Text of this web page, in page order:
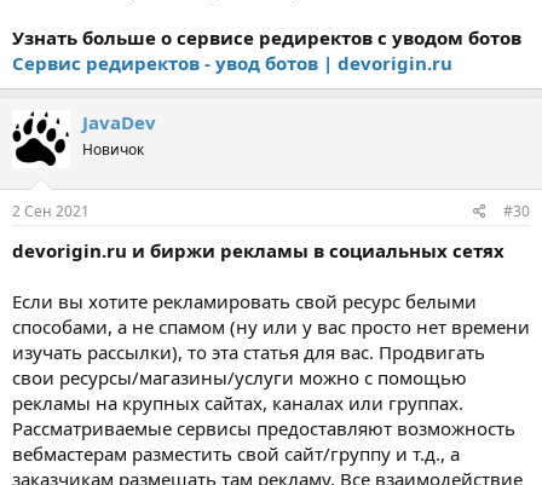
Узнать больше о сервисе редиректов с уводом ботов
Сервис редиректов - увод ботов | devorigin.ru
JavaDev
Новичок
2 Сен 2021 #30
devorigin.ru и биржи рекламы в социальных сетях
Если вы хотите рекламировать свой ресурс белыми
способами, а не спамом (ну или у вас просто нет времени
изучать рассылки), то эта статья для вас. Продвигать
свои ресурсы/магазины/услуги можно с помощью
рекламы на крупных сайтах, каналах или группах.
Рассматриваемые сервисы предоставляют возможность
вебмастерам разместить свой сайт/группу и т.д., а
заказчикам размещать там рекламу. Все взаимодействие